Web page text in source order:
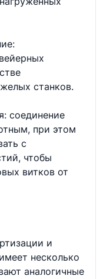
станков.
соединение
при этом
с
чтобы
витков от
и
несколько
аналогичные